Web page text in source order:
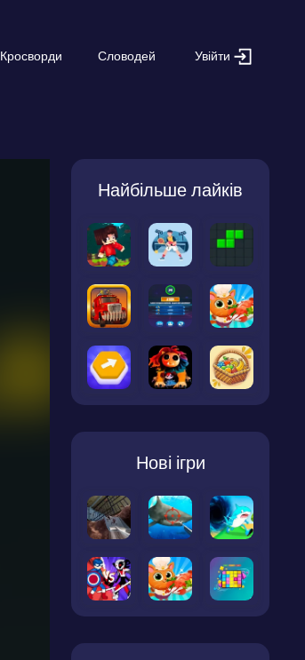
Кросворди Словодей Увійти
Найбільше лайків
Нові ігри